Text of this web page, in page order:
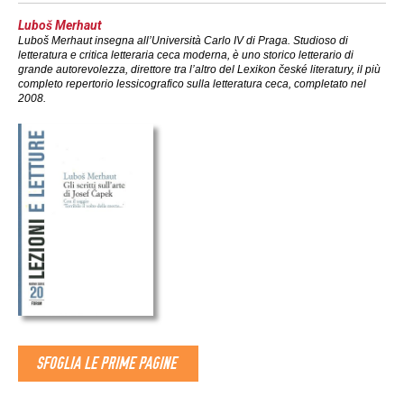
Luboš Merhaut
Luboš Merhaut insegna all’Università Carlo IV di Praga. Studioso di
letteratura e critica letteraria ceca moderna, è uno storico letterario di
grande autorevolezza, direttore tra l’altro del Lexikon české literatury, il più
completo repertorio lessicografico sulla letteratura ceca, completato nel
2008.
SFOGLIA LE PRIME PAGINE